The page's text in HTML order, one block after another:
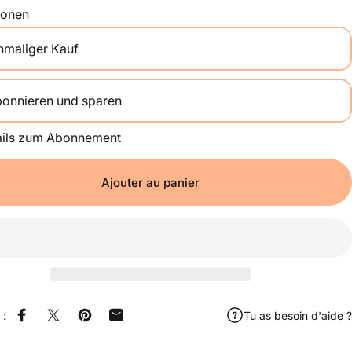
Kauf
und sparen
Alle 2 Wochen
Einmal im Monat
zum Abonnement
Ajouter au panier
: Partager sur Facebook
Partager sur X
Épingler sur Pinterest
Partager par e-mail Tu as besoin d'aide ?